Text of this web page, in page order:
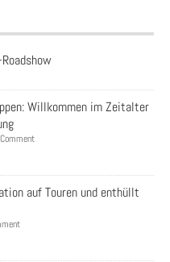
Willkommen im Zeitalter
auf Touren und enthüllt